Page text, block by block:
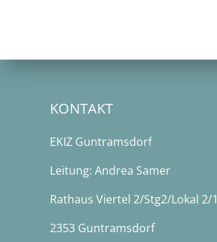
KONTAKT
EKIZ Guntramsdorf
Leitung: Andrea Samer
Rathaus Viertel 2/Stg2/Lokal 2/1
2353 Guntramsdorf